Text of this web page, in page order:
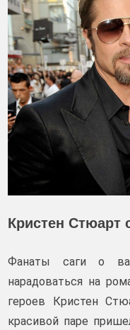
Кристен Стюарт
Фанаты саги о
нарадоваться на
героев Кристен
красивой паре